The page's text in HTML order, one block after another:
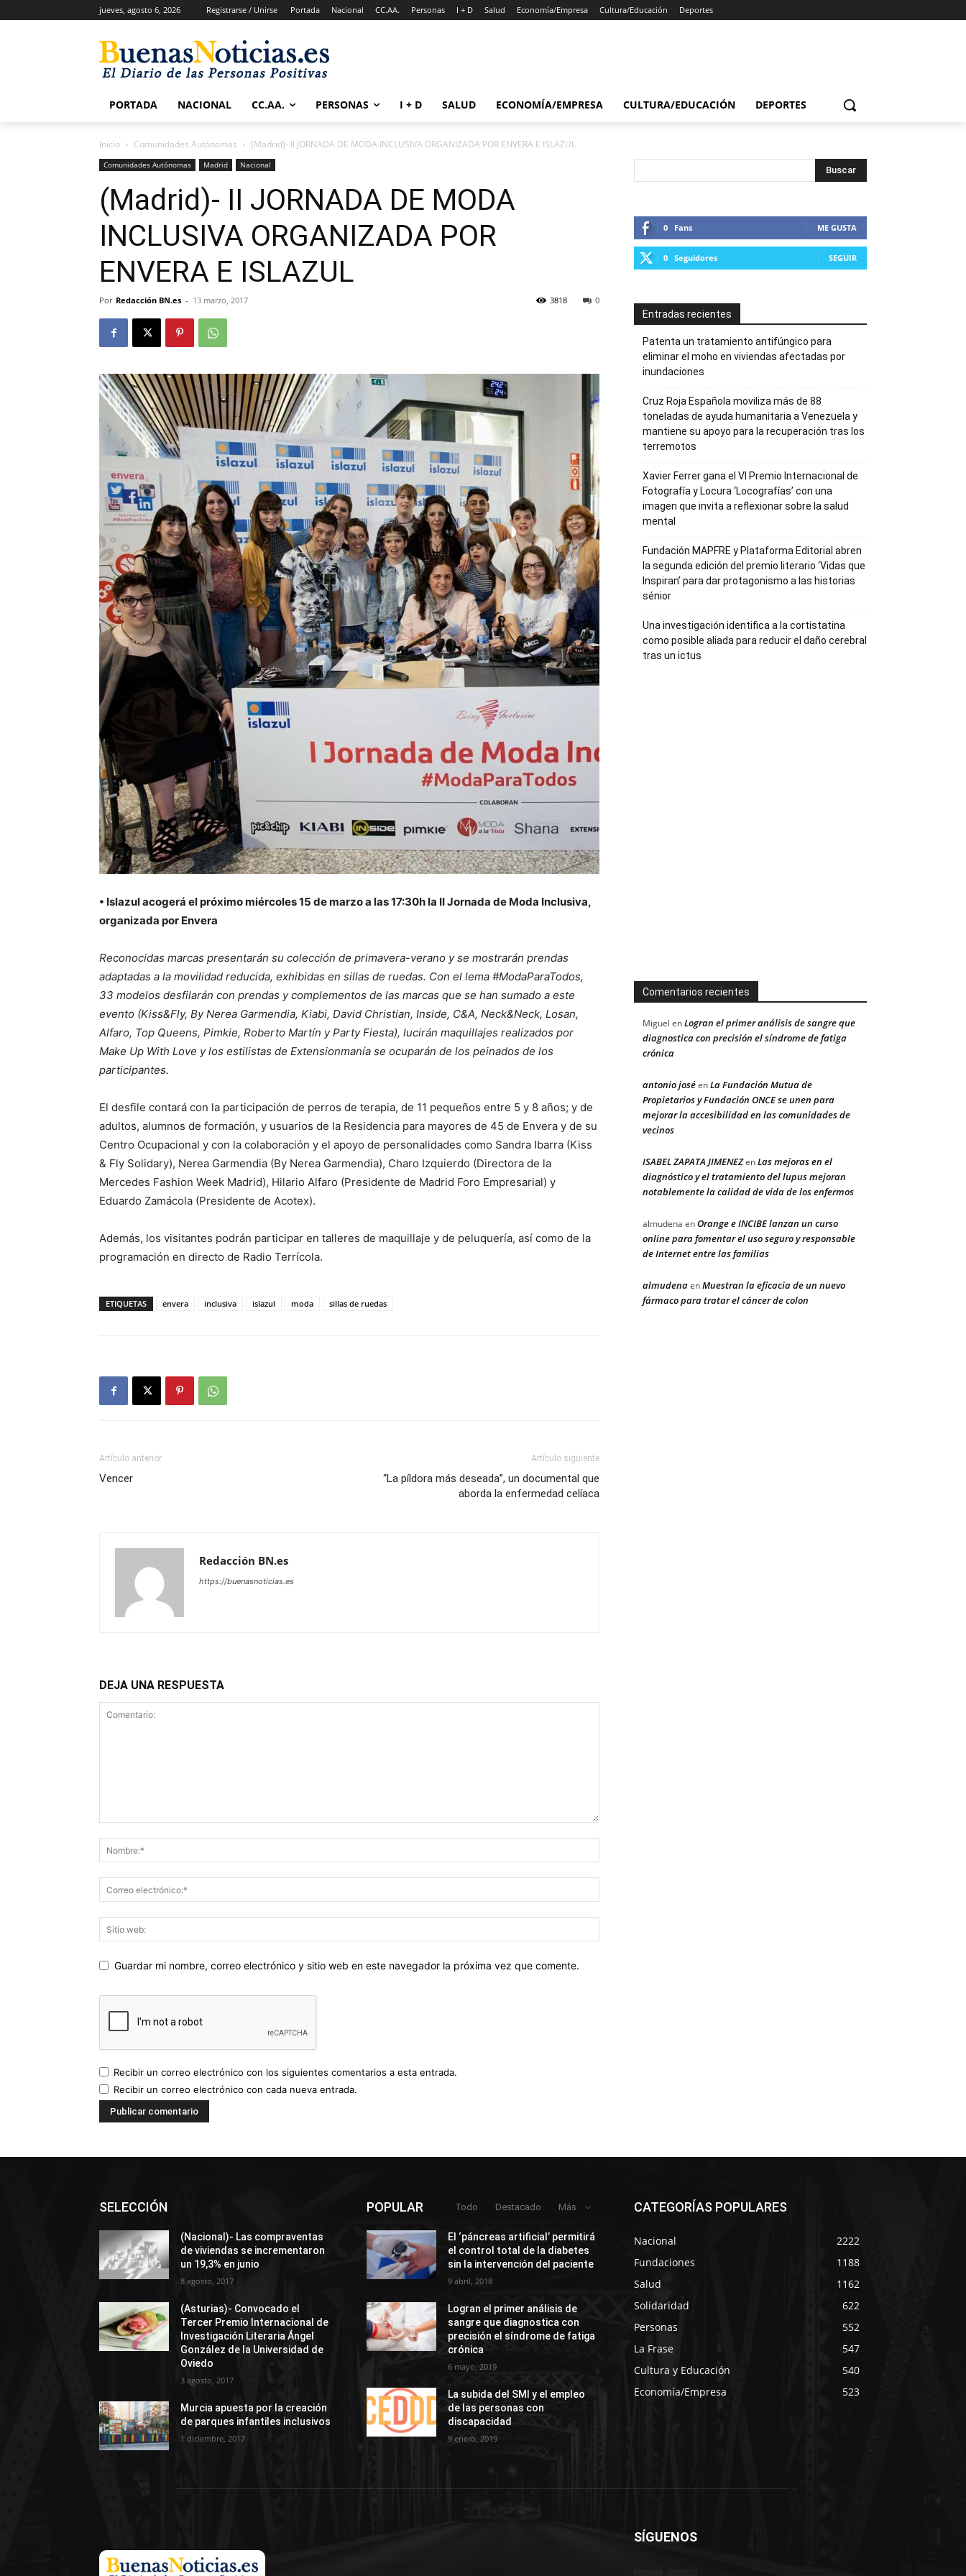
jueves, agosto 6, 2026 Registrarse / Unirse Portada Nacional CC.AA. Personas I + D Salud Economía/Empresa Cultura/Educación Deportes
PORTADA NACIONAL CC.AA. PERSONAS I + D SALUD ECONOMÍA/EMPRESA CULTURA/EDUCACIÓN DEPORTES
Inicio Comunidades Autónomas (Madrid)- II JORNADA DE MODA INCLUSIVA ORGANIZADA POR ENVERA E ISLAZUL
Comunidades Autónomas Madrid Nacional
(Madrid)- II JORNADA DE MODA
INCLUSIVA ORGANIZADA POR
ENVERA E ISLAZUL
Por Redacción BN.es - 13 marzo, 2017 0
3818
• Islazul acogerá el próximo miércoles 15 de marzo a las 17:30h la II Jornada de Moda Inclusiva,
organizada por Envera
Reconocidas marcas presentarán su colección de primavera-verano y se mostrarán prendas
adaptadas a la movilidad reducida, exhibidas en sillas de ruedas. Con el lema #ModaParaTodos,
33 modelos desfilarán con prendas y complementos de las marcas que se han sumado a este
evento (Kiss&Fly, By Nerea Garmendia, Kiabi, David Christian, Inside, C&A, Neck&Neck, Losan,
Alfaro, Top Queens, Pimkie, Roberto Martín y Party Fiesta), lucirán maquillajes realizados por
Make Up With Love y los estilistas de Extensionmanía se ocuparán de los peinados de los
participantes.
El desfile contará con la participación de perros de terapia, de 11 pequeños entre 5 y 8 años; y de
adultos, alumnos de formación, y usuarios de la Residencia para mayores de 45 de Envera y de su
Centro Ocupacional y con la colaboración y el apoyo de personalidades como Sandra Ibarra (Kiss
& Fly Solidary), Nerea Garmendia (By Nerea Garmendia), Charo Izquierdo (Directora de la
Mercedes Fashion Week Madrid), Hilario Alfaro (Presidente de Madrid Foro Empresarial) y
Eduardo Zamácola (Presidente de Acotex).
Además, los visitantes podrán participar en talleres de maquillaje y de peluquería, así como de la
programación en directo de Radio Terrícola.
ETIQUETAS envera inclusiva islazul moda sillas de ruedas
Artículo anterior
Vencer
Artículo siguiente
“La píldora más deseada”, un documental que
aborda la enfermedad celíaca
Redacción BN.es
https://buenasnoticias.es
DEJA UNA RESPUESTA
Guardar mi nombre, correo electrónico y sitio web en este navegador la próxima vez que comente.
Recibir un correo electrónico con los siguientes comentarios a esta entrada.
Recibir un correo electrónico con cada nueva entrada.
0 Fans ME GUSTA
0 Seguidores SEGUIR
Entradas recientes
Patenta un tratamiento antifúngico para
eliminar el moho en viviendas afectadas por
inundaciones
Cruz Roja Española moviliza más de 88
toneladas de ayuda humanitaria a Venezuela y
mantiene su apoyo para la recuperación tras los
terremotos
Xavier Ferrer gana el VI Premio Internacional de
Fotografía y Locura ‘Locografías’ con una
imagen que invita a reflexionar sobre la salud
mental
Fundación MAPFRE y Plataforma Editorial abren
la segunda edición del premio literario ‘Vidas que
Inspiran’ para dar protagonismo a las historias
sénior
Una investigación identifica a la cortistatina
como posible aliada para reducir el daño cerebral
tras un ictus
Comentarios recientes
Miguel enLogran el primer análisis de sangre que
diagnostica con precisión el síndrome de fatiga
crónica
antonio joséenLa Fundación Mutua de
Propietarios y Fundación ONCE se unen para
mejorar la accesibilidad en las comunidades de
vecinos
ISABEL ZAPATA JIMENEZenLas mejoras en el
diagnóstico y el tratamiento del lupus mejoran
notablemente la calidad de vida de los enfermos
almudena enOrange e INCIBE lanzan un curso
online para fomentar el uso seguro y responsable
de Internet entre las familias
almudenaenMuestran la eficacia de un nuevo
fármaco para tratar el cáncer de colon
SELECCIÓN
(Nacional)- Las compraventas
de viviendas se incrementaron
un 19,3% en junio
8 agosto, 2017
(Asturias)- Convocado el
Tercer Premio Internacional de
Investigación Literaria Ángel
González de la Universidad de
Oviedo
3 agosto, 2017
Murcia apuesta por la creación
de parques infantiles inclusivos
1 diciembre, 2017
POPULAR Todo Destacado Más
El ‘páncreas artificial’ permitirá
el control total de la diabetes
sin la intervención del paciente
9 abril, 2018
Logran el primer análisis de
sangre que diagnostica con
precisión el síndrome de fatiga
crónica
6 mayo, 2019
La subida del SMI y el empleo
de las personas con
discapacidad
9 enero, 2019
CATEGORÍAS POPULARES
Nacional
2222
Fundaciones
1188
Salud
1162
Solidaridad
622
Personas
552
La Frase
547
Cultura y Educación
540
Economía/Empresa
523
SÍGUENOS